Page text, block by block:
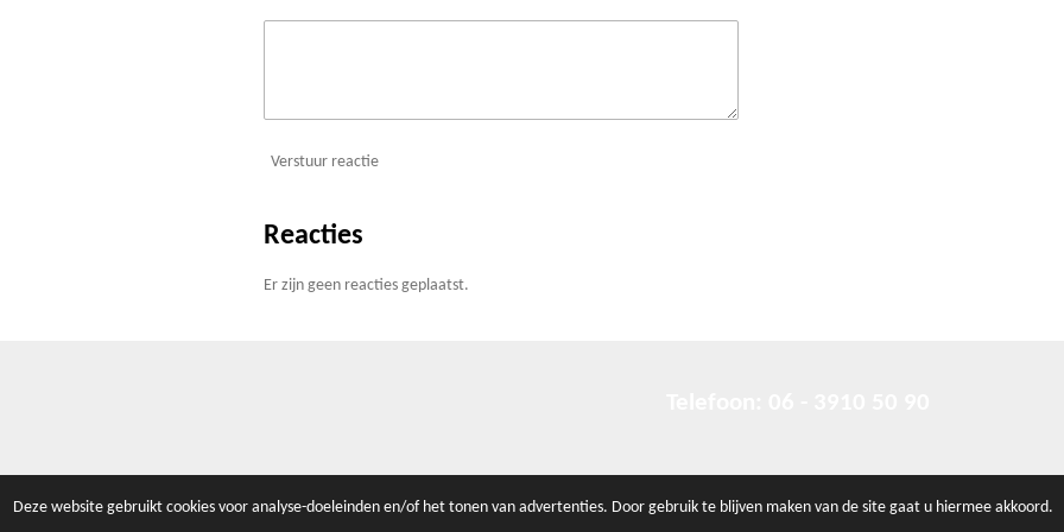
Deze website gebruikt cookies voor analyse-doeleinden en/of het tonen van advertenties. Door gebruik te blijven maken van de site gaat u hiermee akkoord.
Verstuur reactie
Reacties
Er zijn geen reacties geplaatst.